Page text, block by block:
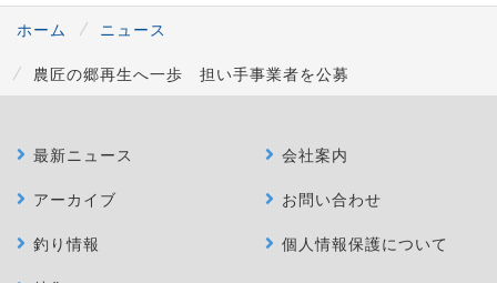
ホーム
ニュース
農匠の郷再生へ一歩 担い手事業者を公募
最新ニュース
アーカイブ
釣り情報
会社案内
お問い合わせ
個人情報保護について